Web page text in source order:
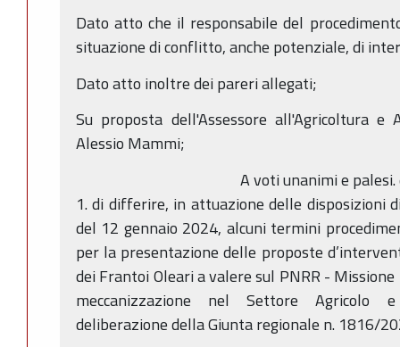
Dato atto che il responsabile del
situazione di conflitto, anche potenziale, di
Dato atto inoltre dei pareri allegati;
Su proposta dell'Assessore all'Agricoltura e
Alessio Mammi;
A voti unanimi e
1. di differire, in attuazione delle disposizioni
del 12 gennaio 2024, alcuni termini
per la presentazione delle proposte
dei Frantoi Oleari a valere sul PNRR -
meccanizzazione nel Settore Agricolo
deliberazione della Giunta regionale n. 1816/